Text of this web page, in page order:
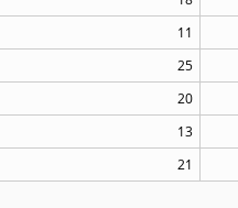
11
25
20
13
21